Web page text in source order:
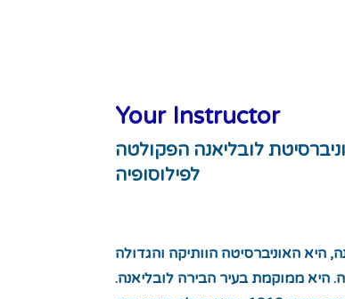
Your Instructor
לובליאנה הפקולטה
לפילוסופיה
היא האוניברסיטה הוותיקה והגדולה
היא ממוקמת בעיר הבירה לובליאנה.